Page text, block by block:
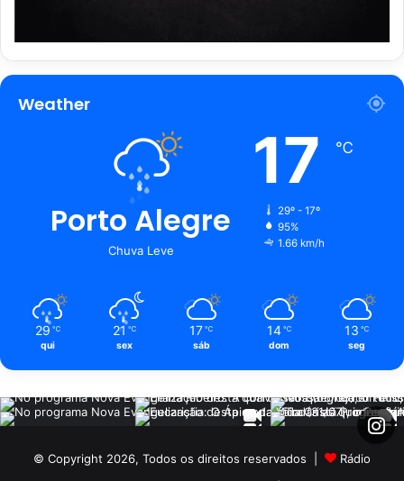
Weather
Porto Alegre
Chuva Leve
17 ℃
29º - 17º
95%
1.66 km/h
29 ℃
qui
21 ℃
sex
17 ℃
sáb
14 ℃
dom
13 ℃
seg
© Copyright 2026, Todos os direitos reservados |
Rádio